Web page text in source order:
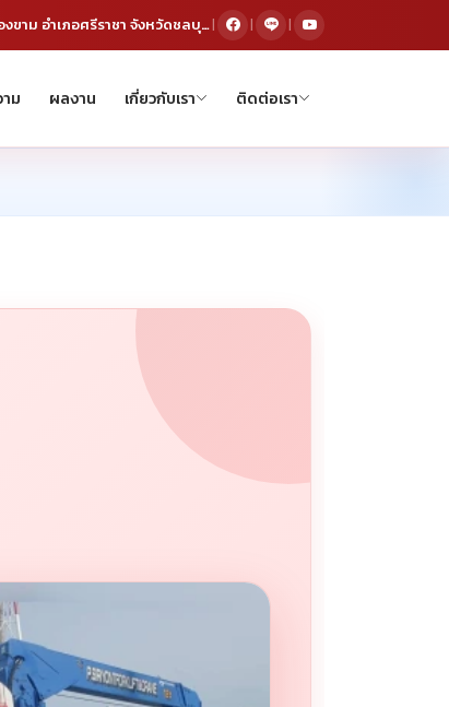
291/35 หมู่ 5 ตำบลหนองขาม อำเภอศรีราชา จังหวัดชลบุรี 20230| | |
ม ผลงาน เกี่ยวกับเรา ติดต่อเรา